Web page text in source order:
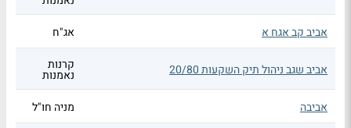
אביב קב אגח א
אג"ח
אביב שגב ניהול תיק השקעות 20/80 קרנות
נאמנות
אביבה
מניה חו"ל